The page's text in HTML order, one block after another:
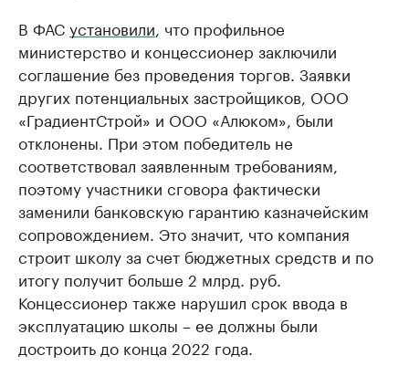
В ФАСустановили, что профильное
министерство и концессионер заключили
соглашение без проведения торгов. Заявки
других потенциальных застройщиков, ООО
«ГрадиентСтрой» и ООО «Алюком», были
отклонены. При этом победитель не
соответствовал заявленным требованиям,
поэтому участники сговора фактически
заменили банковскую гарантию казначейским
сопровождением. Это значит, что компания
строит школу за счет бюджетных средств и по
итогу получит больше 2 млрд. руб.
Концессионер также нарушил срок ввода в
эксплуатацию школы – ее должны были
достроить до конца 2022 года.